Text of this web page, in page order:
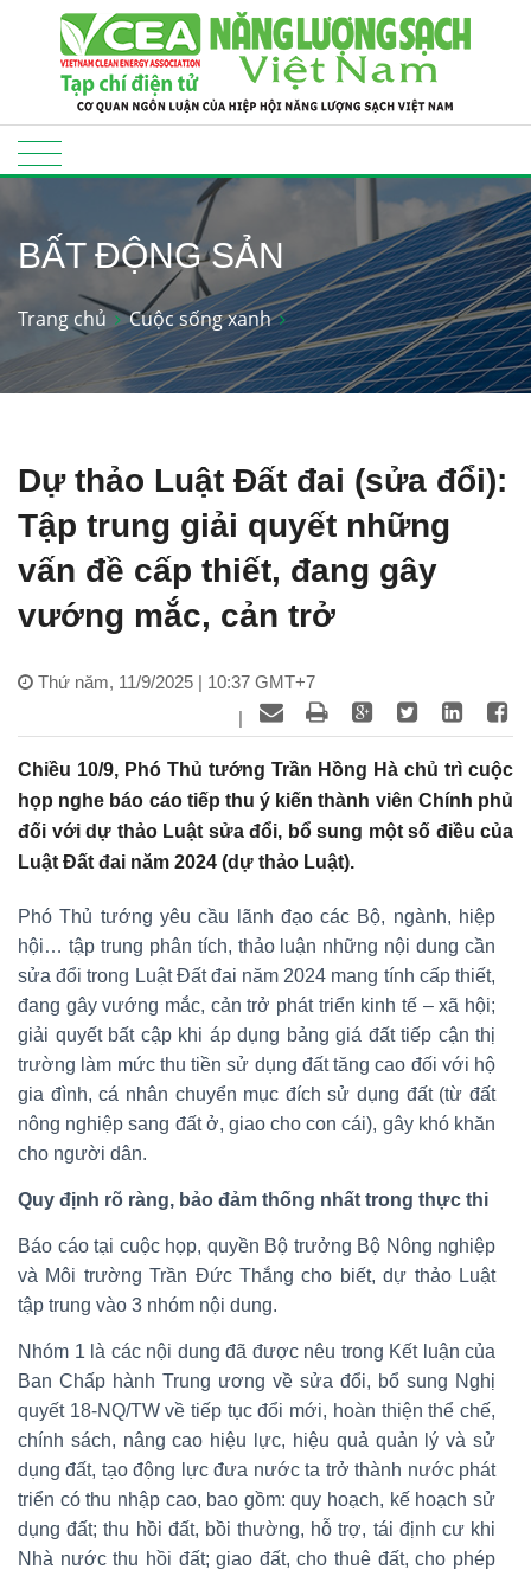
BẤT ĐỘNG SẢN
Trang chủ Cuộc sống xanh
Dự thảo Luật Đất đai (sửa đổi):
Tập trung giải quyết những
vấn đề cấp thiết, đang gây
vướng mắc, cản trở
Thứ năm, 11/9/2025 | 10:37 GMT+7
|
Chiều 10/9, Phó Thủ tướng Trần Hồng Hà chủ trì cuộc
họp nghe báo cáo tiếp thu ý kiến thành viên Chính phủ
đối với dự thảo Luật sửa đổi, bổ sung một số điều của
Luật Đất đai năm 2024 (dự thảo Luật).
Phó Thủ tướng yêu cầu lãnh đạo các Bộ, ngành, hiệp
hội… tập trung phân tích, thảo luận những nội dung cần
sửa đổi trong Luật Đất đai năm 2024 mang tính cấp thiết,
đang gây vướng mắc, cản trở phát triển kinh tế – xã hội;
giải quyết bất cập khi áp dụng bảng giá đất tiếp cận thị
trường làm mức thu tiền sử dụng đất tăng cao đối với hộ
gia đình, cá nhân chuyển mục đích sử dụng đất (từ đất
nông nghiệp sang đất ở, giao cho con cái), gây khó khăn
cho người dân.
Quy định rõ ràng, bảo đảm thống nhất trong thực thi
Báo cáo tại cuộc họp, quyền Bộ trưởng Bộ Nông nghiệp
và Môi trường Trần Đức Thắng cho biết, dự thảo Luật
tập trung vào 3 nhóm nội dung.
Nhóm 1 là các nội dung đã được nêu trong Kết luận của
Ban Chấp hành Trung ương về sửa đổi, bổ sung Nghị
quyết 18-NQ/TW về tiếp tục đổi mới, hoàn thiện thể chế,
chính sách, nâng cao hiệu lực, hiệu quả quản lý và sử
dụng đất, tạo động lực đưa nước ta trở thành nước phát
triển có thu nhập cao, bao gồm: quy hoạch, kế hoạch sử
dụng đất; thu hồi đất, bồi thường, hỗ trợ, tái định cư khi
Nhà nước thu hồi đất; giao đất, cho thuê đất, cho phép